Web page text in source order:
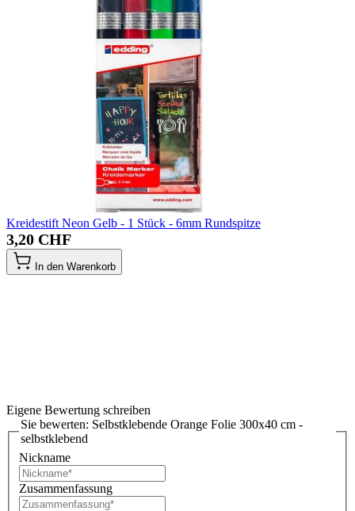
Kreidestift Neon Gelb - 1 Stück - 6mm Rundspitze
3,20 CHF
In den Warenkorb
Eigene Bewertung schreiben
Sie bewerten: Selbstklebende Orange Folie 300x40 cm -
selbstklebend
Nickname
Zusammenfassung